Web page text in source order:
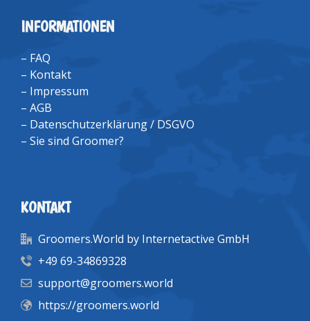
INFORMATIONEN
– FAQ
– Kontakt
– Impressum
– AGB
– Datenschutzerklärung / DSGVO
– Sie sind Groomer?
KONTAKT
Groomers.World by Internetactive GmbH
+49 69-34869328
support@groomers.world
https://groomers.world